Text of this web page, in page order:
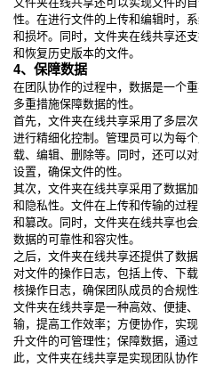
性。在进行文件的上传和编辑时，
和损坏。同时，文件夹在线共享还
和恢复历史版本的文件。
4、保障数据
在团队协作的过程中，数据是一个
多重措施保障数据的性。
首先，文件夹在线共享采用了多层
进行精细化控制。管理员可以为每
载、编辑、删除等。同时，还可以
设置，确保文件的性。
其次，文件夹在线共享采用了数据
和隐私性。文件在上传和传输的过
和篡改。同时，文件夹在线共享也
数据的可靠性和容灾性。
之后，文件夹在线共享还提供了数
对文件的操作日志，包括上传、下
核操作日志，确保团队成员的合规性
文件夹在线共享是一种高效、便捷
输，提高工作效率；方便协作，实
升文件的可管理性；保障数据，通
此，文件夹在线共享是实现团队协作